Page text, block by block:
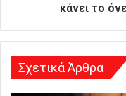
κάνει το
Σχετικά Άρθρα